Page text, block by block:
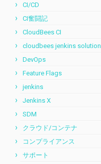
CI/CD
CI奮闘記
CloudBees CI
cloudbees jenkins solution
DevOps
Feature Flags
jenkins
Jenkins X
SDM
クラウド/コンテナ
コンプライアンス
サポート